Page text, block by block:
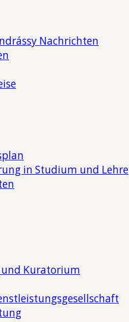
Nachrichten
in Studium und Lehre
Kuratorium